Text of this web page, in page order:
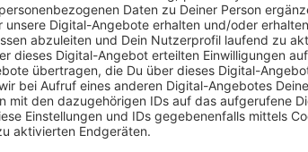
Nicht das einzige, was in Euskirchen
Stadt. Die Müllabfuhr wird im
neuen Gebühren für die Restmüll- und
im nächsten Jahr rund sieben Euro
Annähernd konstant bleiben die